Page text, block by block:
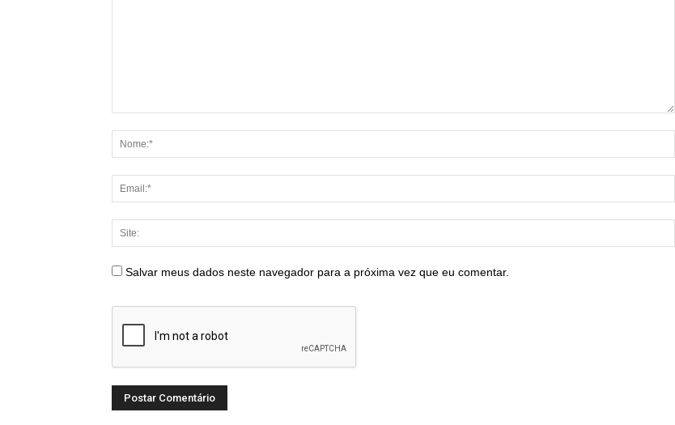
Salvar meus dados neste navegador para a próxima vez que eu comentar.